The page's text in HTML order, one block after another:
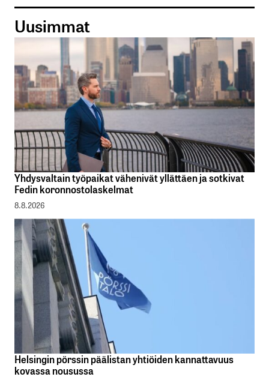
Uusimmat
Yhdysvaltain työpaikat vähenivät yllättäen ja sotkivat
Fedin koronnostolaskelmat
8.8.2026
Helsingin pörssin päälistan yhtiöiden kannattavuus
kovassa nousussa